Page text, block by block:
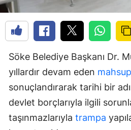
Söke Belediye Başkanı Dr.
yıllardır devam eden
sonuçlandırarak tarihi bir
devlet borçlarıyla ilgili
taşınmazlarıyla trampa